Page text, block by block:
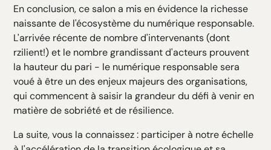
En conclusion, ce salon a mis en évidence la richesse
naissante de l'écosystème du numérique responsable.
L'arrivée récente de nombre d'intervenants (dont
rzilient!) et le nombre grandissant d'acteurs prouvent
la hauteur du pari - le numérique responsable sera
voué à être un des enjeux majeurs des organisations,
qui commencent à saisir la grandeur du défi à venir en
matière de sobriété et de résilience.
La suite, vous la connaissez : participer à notre échelle